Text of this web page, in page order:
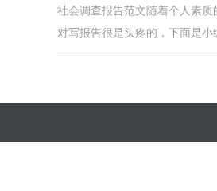
社会调查报告范文随着个人素
对写报告很是头疼的，下面是